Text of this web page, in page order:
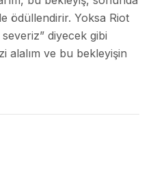
ödüllendirir. Yoksa Riot
diyecek gibi
alalım ve bu bekleyişin